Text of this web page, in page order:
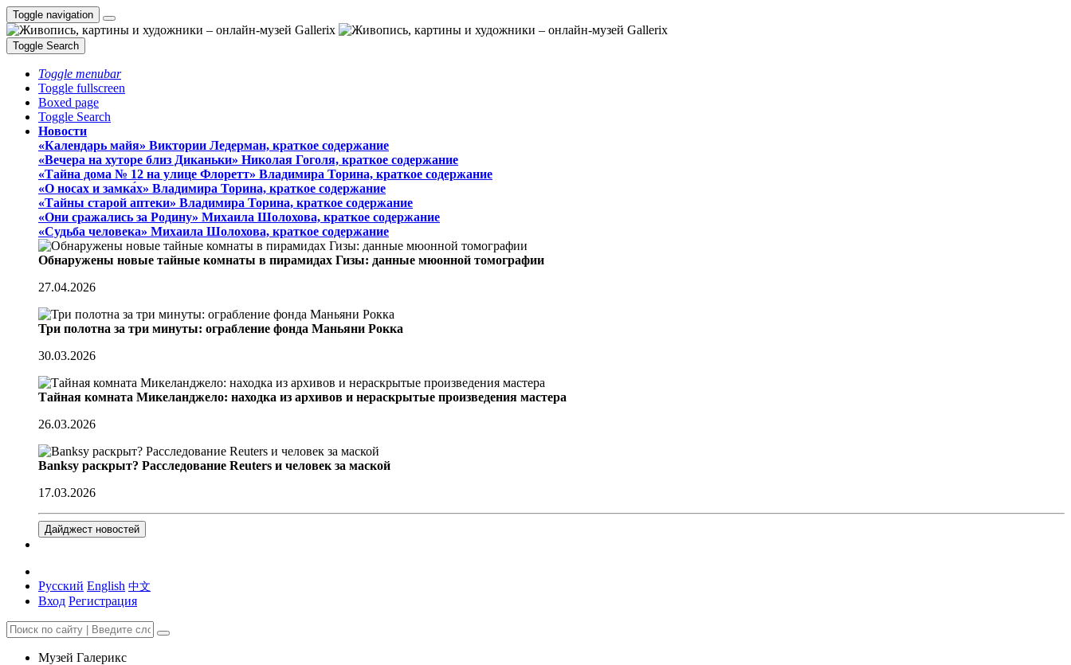
Toggle navigation
Toggle Search
Toggle menubar
Toggle fullscreen
Boxed page
Toggle Search
Новости
«Календарь майя» Виктории Ледерман, краткое содержание
«Вечера на хуторе близ Диканьки» Николая Гоголя, краткое содержание
«Тайна дома № 12 на улице Флоретт» Владимира Торина, краткое содержание
«О носах и замка́х» Владимира Торина, краткое содержание
«Тайны старой аптеки» Владимира Торина, краткое содержание
«Они сражались за Родину» Михаила Шолохова, краткое содержание
«Судьба человека» Михаила Шолохова, краткое содержание
Обнаружены новые тайные комнаты в пирамидах Гизы: данные мюонной томографии
27.04.2026
Три полотна за три минуты: ограбление фонда Маньяни Рокка
30.03.2026
Тайная комната Микеланджело: находка из архивов и нераскрытые произведения мастера
26.03.2026
Banksy раскрыт? Расследование Reuters и человек за маской
17.03.2026
Дайджест новостей
Русский English 中文
Вход Регистрация
Музей Галерикс